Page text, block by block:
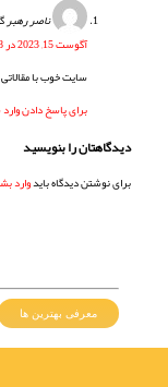
ناصر رهبر
آگوست 15, 2023 در 02:08
سایت خوب با
برای پاسخ دادن
دیدگاهتان را بنویسید
برای نوشتن دیدگاه بایدوارد
معرفی بهترین ها